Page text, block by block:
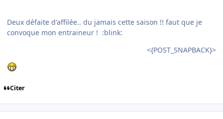
Deux défaite d'affilée.. du jamais cette saison !! faut que je
convoque mon entraineur ! :blink:
<{POST_SNAPBACK}>
Citer